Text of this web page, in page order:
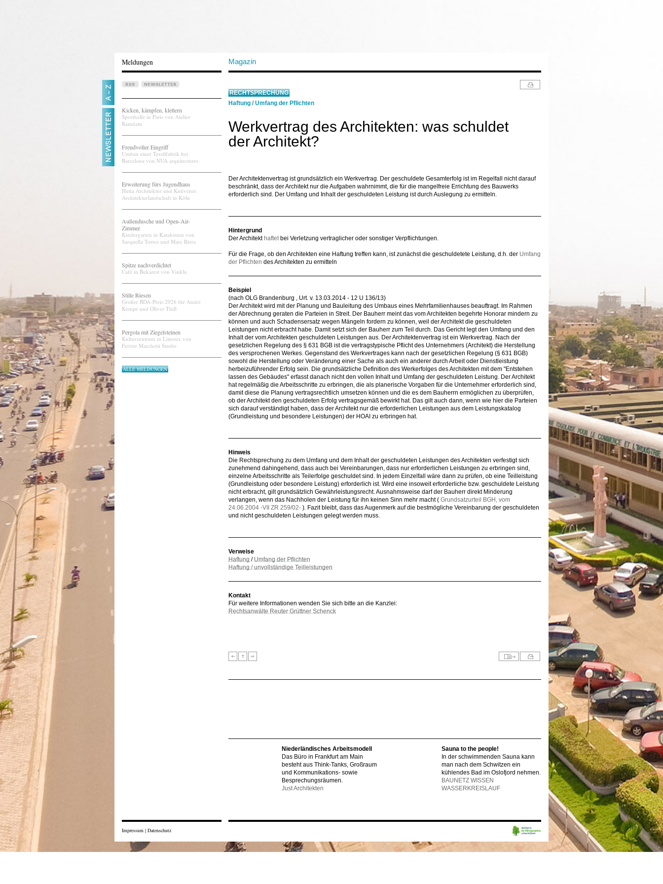
Meldungen Magazin
Kicken, kämpfen, klettern
Sporthalle in Paris von Atelier
Ramdam
Freudvoller Eingriff
Umbau einer Textilfabrik bei
Barcelona von NUA arquitectures
Erweiterung fürs Jugendhaus
Hutta Architektur und Knüvener
Architekturlandschaft in Köln
Außendusche und Open-Air-
Zimmer
Kindergarten in Katalonien von
Sarquella Torres und Marc Riera
Spitze nachverdichtet
Café in Bukarest von Vinklu
Stille Riesen
Großer BDA-Preis 2026 für André
Kempe und Oliver Thill
Pergola mit Ziegelsteinen
Kulturzentrum in Limoux von
Ferrier Marchetti Studio
ALLE MELDUNGEN
RECHTSPRECHUNG
Haftung /Umfang der Pflichten
Werkvertrag des Architekten: was schuldet
der Architekt?
Der Architektenvertrag ist grundsätzlich ein Werkvertrag. Der geschuldete Gesamterfolg ist im Regelfall nicht darauf
beschränkt, dass der Architekt nur die Aufgaben wahrnimmt, die für die mangelfreie Errichtung des Bauwerks
erforderlich sind. Der Umfang und Inhalt der geschuldeten Leistung ist durch Auslegung zu ermitteln.
Hintergrund
Der Architekt haftetbei Verletzung vertraglicher oder sonstiger Verpflichtungen.
Für die Frage, ob den Architekten eine Haftung treffen kann, ist zunächst die geschuldetete Leistung, d.h. der Umfang
der Pflichten des Architekten zu ermitteln
Beispiel
(nach OLG Brandenburg , Urt. v. 13.03.2014 - 12 U 136/13)
Der Architekt wird mit der Planung und Bauleitung des Umbaus eines Mehrfamilienhauses beauftragt. Im Rahmen
der Abrechnung geraten die Parteien in Streit. Der Bauherr meint das vom Architekten begehrte Honorar mindern zu
können und auch Schadensersatz wegen Mängeln fordern zu können, weil der Architekt die geschuldeten
Leistungen nicht erbracht habe. Damit setzt sich der Bauherr zum Teil durch. Das Gericht legt den Umfang und den
Inhalt der vom Architekten geschuldeten Leistungen aus. Der Architektenvertrag ist ein Werkvertrag. Nach der
gesetzlichen Regelung des § 631 BGB ist die vertragstypische Pflicht des Unternehmers (Architekt) die Herstellung
des versprochenen Werkes. Gegenstand des Werkvertrages kann nach der gesetzlichen Regelung (§ 631 BGB)
sowohl die Herstellung oder Veränderung einer Sache als auch ein anderer durch Arbeit oder Dienstleistung
herbeizuführender Erfolg sein. Die grundsätzliche Definition des Werkerfolges des Architekten mit dem "Entstehen
lassen des Gebäudes" erfasst danach nicht den vollen Inhalt und Umfang der geschuldeten Leistung. Der Architekt
hat regelmäßig die Arbeitsschritte zu erbringen, die als planerische Vorgaben für die Unternehmer erforderlich sind,
damit diese die Planung vertragsrechtlich umsetzen können und die es dem Bauherrn ermöglichen zu überprüfen,
ob der Architekt den geschuldeten Erfolg vertragsgemäß bewirkt hat. Das gilt auch dann, wenn wie hier die Parteien
sich darauf verständigt haben, dass der Architekt nur die erforderlichen Leistungen aus dem Leistungskatalog
(Grundleistung und besondere Leistungen) der HOAI zu erbringen hat.
Hinweis
Die Rechtsprechung zu dem Umfang und dem Inhalt der geschuldeten Leistungen des Architekten verfestigt sich
zunehmend dahingehend, dass auch bei Vereinbarungen, dass nur erforderlichen Leistungen zu erbringen sind,
einzelne Arbeitsschritte als Teilerfolge geschuldet sind. In jedem Einzelfall wäre dann zu prüfen, ob eine Teilleistung
(Grundleistung oder besondere Leistung) erforderlich ist. Wird eine insoweit erforderliche bzw. geschuldete Leistung
nicht erbracht, gilt grundsätzlich Gewährleistungsrecht. Ausnahmsweise darf der Bauherr direkt Minderung
verlangen, wenn das Nachholen der Leistung für ihn keinen Sinn mehr macht ( Grundsatzurteil BGH, vom
24.06.2004 -VII ZR 259/02- ). Fazit bleibt, dass das Augenmerk auf die bestmögliche Vereinbarung der geschuldeten
und nicht geschuldeten Leistungen gelegt werden muss.
Verweise
Haftung / Umfang der Pflichten
Haftung / unvollständige Teilleistungen
Kontakt
Für weitere Informationen wenden Sie sich bitte an die Kanzlei:
Rechtsanwälte Reuter Grüttner Schenck
Niederländisches Arbeitsmodell
Das Büro in Frankfurt am Main
besteht aus Think-Tanks, Großraum
und Kommunikations- sowie
Besprechungsräumen.
Just Architekten
Sauna to the people!
In der schwimmenden Sauna kann
man nach dem Schwitzen ein
kühlendes Bad im Oslofjord nehmen.
BAUNETZ WISSEN
WASSERKREISLAUF
Impressum | Datenschutz